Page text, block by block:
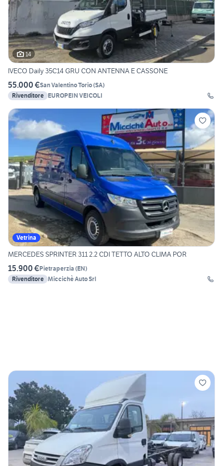
14
IVECO Daily 35C14 GRU CON ANTENNA E CASSONE
55.000 €San Valentino Torio(SA)
Rivenditore EUROPEIN VEICOLI
Vetrina
MERCEDES SPRINTER 311 2.2 CDI TETTO ALTO CLIMA POR
15.900 €Pietraperzia (EN)
Rivenditore Miccichè Auto Srl